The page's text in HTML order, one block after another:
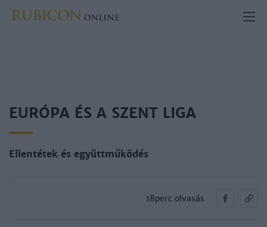
EURÓPA ÉS A SZENT LIGA
Ellentétek és együttműködés
18perc olvasás